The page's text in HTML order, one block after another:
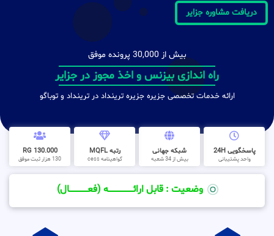
دریافت مشاوره جزایر
بیش از 30,000 پرونده موفق
راه اندازی بیزنس و اخذ مجوز در جزایر
ارائه خدمات تخصصی جزیره جزیره ترینداد در ترینداد‌ و توباگو
پاسخگویی 24H
واحد پشتیبانی
شبکه جهانی
بیش از 34 شعبه
رتبه MQFL
گواهینامه cess
130.000 RG
130 هزار ثبت موفق
وضعیت : قابل ارائــــــــــــــــــــه (فعـــــــــــــــال)